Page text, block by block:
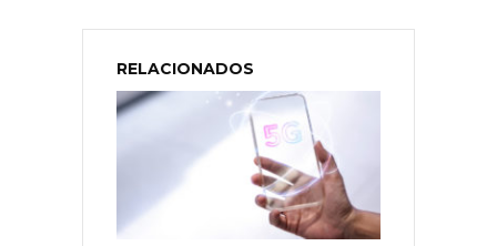
RELACIONADOS